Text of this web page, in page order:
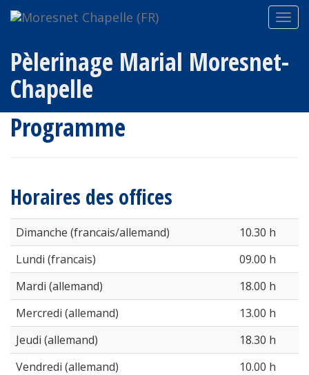
Pèlerinage Marial Moresnet-
Chapelle
Programme Programme annuel
Programme
Horaires des offices
Dimanche (francais/allemand)
10.30 h
Lundi (francais)
09.00 h
Mardi (allemand)
18.00 h
Mercredi (allemand)
13.00 h
Jeudi (allemand)
18.30 h
Vendredi (allemand)
10.00 h